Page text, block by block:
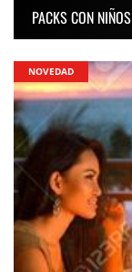
PACKS CON NIÑOS
NOVEDAD